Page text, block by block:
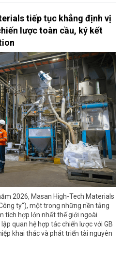
tiếp tục khẳng định vị
lược toàn cầu, ký kết
2026, Masan High-Tech Materials
ty"), một trong những nền tảng
tích hợp lớn nhất thế giới ngoài
quan hệ hợp tác chiến lược với GB
khai thác và phát triển tài nguyên